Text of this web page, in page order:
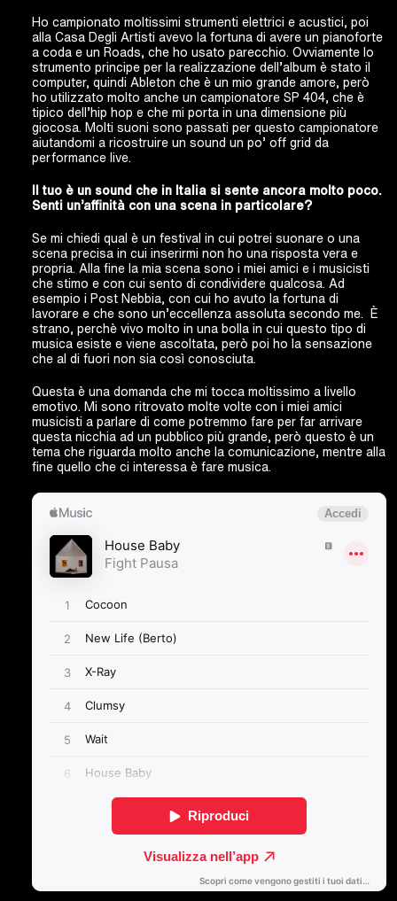
Ho campionato moltissimi strumenti elettrici e acustici, poi
alla Casa Degli Artisti avevo la fortuna di avere un pianoforte
a coda e un Roads, che ho usato parecchio. Ovviamente lo
strumento principe per la realizzazione dell’album è stato il
computer, quindi Ableton che è un mio grande amore, però
ho utilizzato molto anche un campionatore SP 404, che è
tipico dell’hip hop e che mi porta in una dimensione più
giocosa. Molti suoni sono passati per questo campionatore
aiutandomi a ricostruire un sound un po’ off grid da
performance live.
Il tuo è un sound che in Italia si sente ancora molto poco.
Senti un’affinità con una scena in particolare?
Se mi chiedi qual è un festival in cui potrei suonare o una
scena precisa in cui inserirmi non ho una risposta vera e
propria. Alla fine la mia scena sono i miei amici e i musicisti
che stimo e con cui sento di condividere qualcosa. Ad
esempio i Post Nebbia, con cui ho avuto la fortuna di
lavorare e che sono un’eccellenza assoluta secondo me.
È
strano, perchè vivo molto in una bolla in cui questo tipo di
musica esiste e viene ascoltata, però poi ho la sensazione
che al di fuori non sia così conosciuta.
Questa è una domanda che mi tocca moltissimo a livello
emotivo. Mi sono ritrovato molte volte con i miei amici
musicisti a parlare di come potremmo fare per far arrivare
questa nicchia ad un pubblico più grande, però questo è un
tema che riguarda molto anche la comunicazione, mentre alla
fine quello che ci interessa è fare musica.